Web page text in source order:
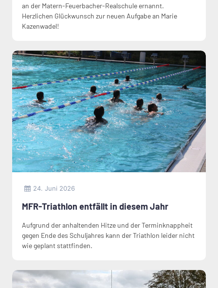
an der Matern-Feuerbacher-Realschule ernannt.
Herzlichen Glückwunsch zur neuen Aufgabe an Marie
Kazenwadel!
24. Juni 2026
MFR-Triathlon entfällt in diesem Jahr
Aufgrund der anhaltenden Hitze und der Terminknappheit
gegen Ende des Schuljahres kann der Triathlon leider nicht
wie geplant stattfinden.